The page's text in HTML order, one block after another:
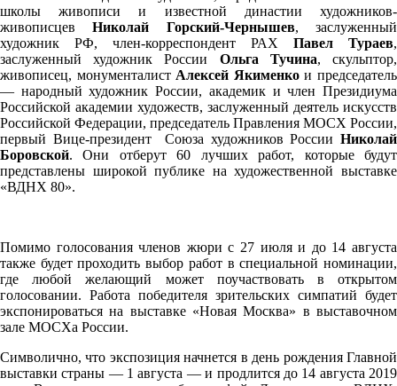
школы живописи и известной династии художников-
живописцевНиколай Горский-Чернышев, заслуженный
художник РФ, член-корреспондент РАХ Павел Тураев,
заслуженный художник России Ольга Тучина, скульптор,
живописец, монументалист Алексей Якименкои председатель
— народный художник России, академик и член Президиума
Российской академии художеств, заслуженный деятель искусств
Российской Федерации, председатель Правления МОСХ России,
первый Вице-президент Союза художников России Николай
Боровской. Они отберут 60 лучших работ, которые будут
представлены широкой публике на художественной выставке
«ВДНХ 80».
Помимо голосования членов жюри с 27 июля и до 14 августа
также будет проходить выбор работ в специальной номинации,
где любой желающий может поучаствовать в открытом
голосовании. Работа победителя зрительских симпатий будет
экспонироваться на выставке «Новая Москва» в выставочном
зале МОСХа России.
Символично, что экспозиция начнется в день рождения Главной
выставки страны — 1 августа — и продлится до 14 августа 2019